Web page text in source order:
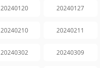
20240120 20240127
20240210 20240211
20240302 20240309